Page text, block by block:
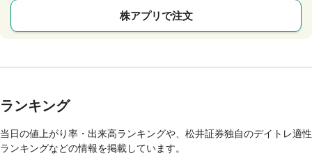
株アプリで注文
ランキング
当日の値上がり率・出来高ランキングや、松井証券独自のデイトレ適性
ランキングなどの情報を掲載しています。